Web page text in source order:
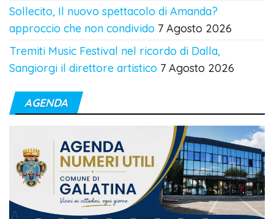
Sollecito, Il nuovo spettacolo di Amanda?
approccio che non condivido 7 Agosto 2026
Tremiti Music Festival nel ricordo di Dalla,
Sangiorgi il direttore artistico 7 Agosto 2026
AGENDA